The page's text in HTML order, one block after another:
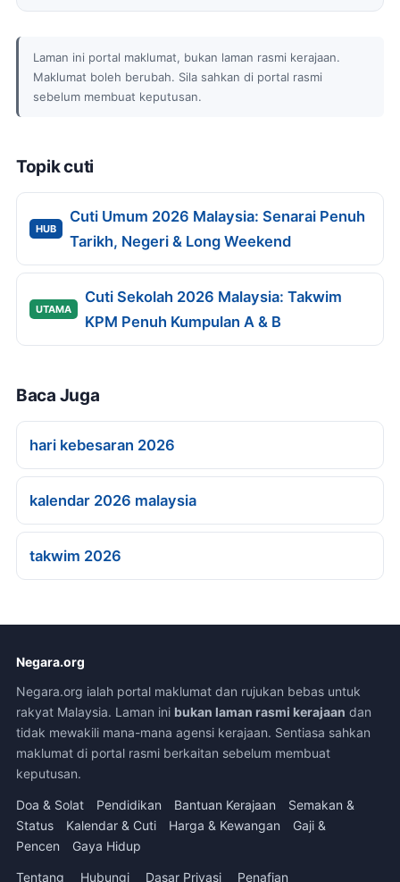
Laman ini portal maklumat, bukan laman rasmi kerajaan.
Maklumat boleh berubah. Sila sahkan di portal rasmi
sebelum membuat keputusan.
Topik cuti
HUB
Cuti Umum 2026 Malaysia: Senarai Penuh
Tarikh, Negeri & Long Weekend
UTAMA
Cuti Sekolah 2026 Malaysia: Takwim
KPM Penuh Kumpulan A & B
Baca Juga
hari kebesaran 2026
kalendar 2026 malaysia
takwim 2026
Negara.org
Negara.org ialah portal maklumat dan rujukan bebas untuk
rakyat Malaysia. Laman ini bukan laman rasmi kerajaan dan
tidak mewakili mana-mana agensi kerajaan. Sentiasa sahkan
maklumat di portal rasmi berkaitan sebelum membuat
keputusan.
Doa & Solat Pendidikan Bantuan Kerajaan
Semakan &
Status
Kalendar & Cuti Harga & Kewangan
Gaji &
Pencen
Gaya Hidup
Tentang Hubungi Dasar Privasi Penafian